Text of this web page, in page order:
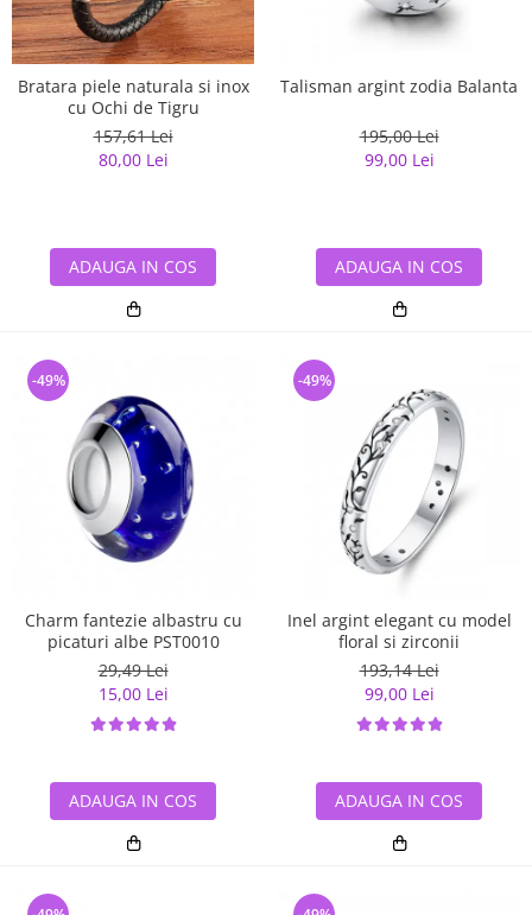
Bratara piele naturala si inox
cu Ochi de Tigru
157,61 Lei
80,00 Lei
ADAUGA IN COS
Talisman argint zodia Balanta
195,00 Lei
99,00 Lei
ADAUGA IN COS
Charm fantezie albastru cu
picaturi albe PST0010
29,49 Lei
15,00 Lei
-49%
ADAUGA IN COS
Inel argint elegant cu model
floral si zirconii
193,14 Lei
99,00 Lei
-49%
ADAUGA IN COS